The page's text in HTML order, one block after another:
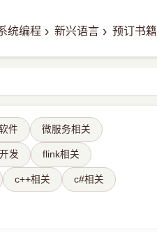
统编程 › 新兴语言 › 预订书籍
件 微服务相关
发 flink相关
c++相关 c#相关